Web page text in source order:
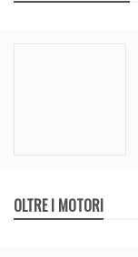
OLTRE I MOTORI